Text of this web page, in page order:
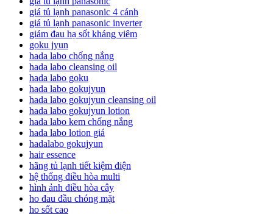
giá tủ lạnh panasonic 4 cánh
giá tủ lạnh panasonic inverter
giảm đau hạ sốt kháng viêm
goku jyun
hada labo chống nắng
hada labo cleansing oil
hada labo goku
hada labo gokujyun
hada labo gokujyun cleansing oil
hada labo gokujyun lotion
hada labo kem chống nắng
hada labo lotion giá
hadalabo gokujyun
hair essence
hãng tủ lạnh tiết kiệm điện
hệ thống điều hòa multi
hình ảnh điều hòa cây
ho đau đầu chóng mặt
ho sốt cao